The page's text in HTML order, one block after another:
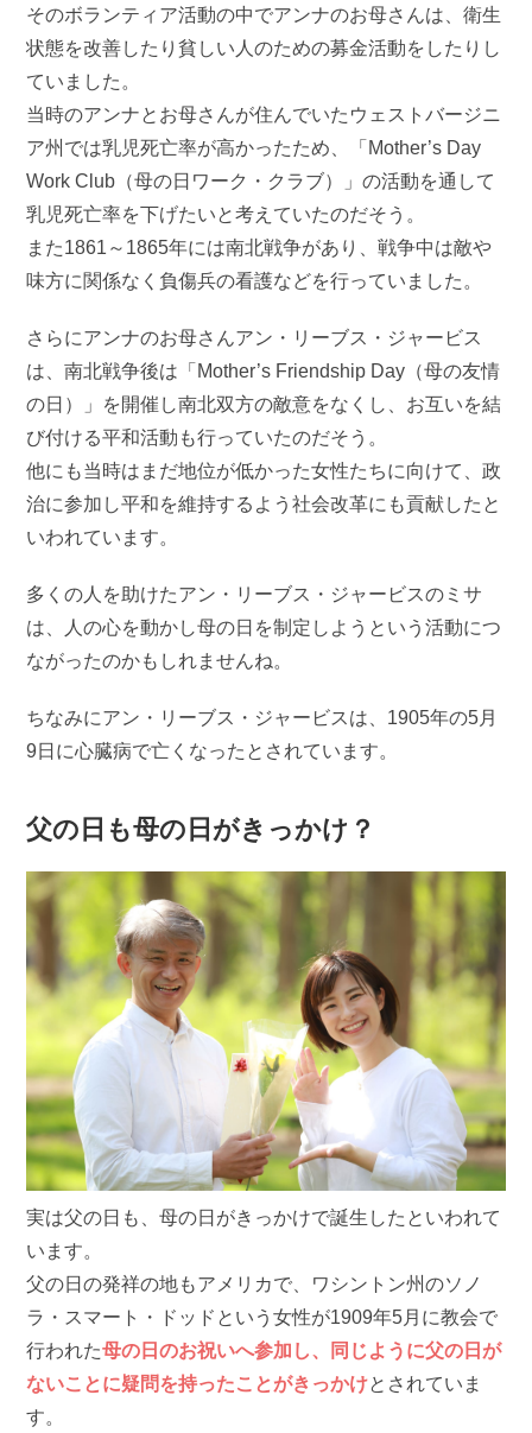
そのボランティア活動の中でアンナのお母さんは、衛生
状態を改善したり貧しい人のための募金活動をしたりし
ていました。
当時のアンナとお母さんが住んでいたウェストバージニ
ア州では乳児死亡率が高かったため、「Mother’s Day
Work Club（母の日ワーク・クラブ）」の活動を通して
乳児死亡率を下げたいと考えていたのだそう。
また1861～1865年には南北戦争があり、戦争中は敵や
味方に関係なく負傷兵の看護などを行っていました。
さらにアンナのお母さんアン・リーブス・ジャービス
は、南北戦争後は「Mother’s Friendship Day（母の友情
の日）」を開催し南北双方の敵意をなくし、お互いを結
び付ける平和活動も行っていたのだそう。
他にも当時はまだ地位が低かった女性たちに向けて、政
治に参加し平和を維持するよう社会改革にも貢献したと
いわれています。
多くの人を助けたアン・リーブス・ジャービスのミサ
は、人の心を動かし母の日を制定しようという活動につ
ながったのかもしれませんね。
ちなみにアン・リーブス・ジャービスは、1905年の5月
9日に心臓病で亡くなったとされています。
父の日も母の日がきっかけ？
実は父の日も、母の日がきっかけで誕生したといわれて
います。
父の日の発祥の地もアメリカで、ワシントン州のソノ
ラ・スマート・ドッドという女性が1909年5月に教会で
行われた母の日のお祝いへ参加し、同じように父の日が
ないことに疑問を持ったことがきっかけとされていま
す。